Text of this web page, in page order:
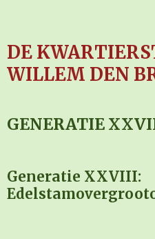
naar
hoofdinhoud
DE
WILLEM DEN
GENERATIE
Generatie XXVIII: